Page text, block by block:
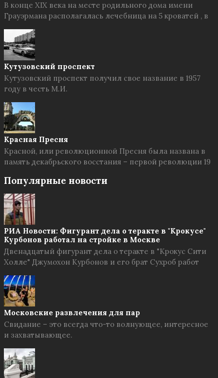
В конце XIX века на месте родильного дома имени
Грауэрмана располагалась лечебница на 5 кроватей , в
Кутузовский проспект
Кутузовский проспект получил свое название в 1957
году в честь М.И.
Красная Пресня
Красной, или революционной Пресня была названа в
память декабрьского восстания – первой революции 19
Популярные новости
РИА Новости: Фигурант дела о теракте в "Крокусе"
Курбонов работал на стройке в Москве
Двенадцатый фигурант дела о теракте в "Крокус Сити
Холле" Джумохон Курбонов и его брат Сухроб работ
Московские развлечения для пар
Свидание – это всегда что-то волнующее, интересное
и захватывающее.